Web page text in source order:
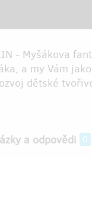
- Myšákova
a my Vám
dětské
a odpovědi 0